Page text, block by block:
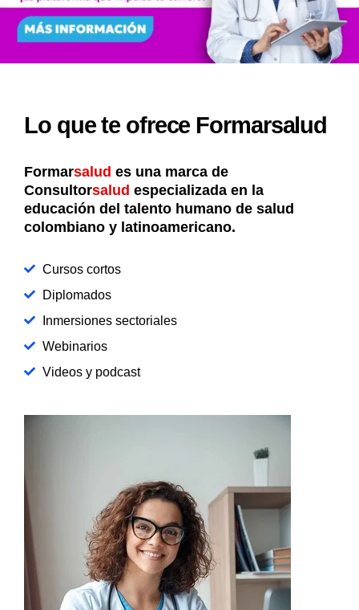
Lo que te ofrece Formarsalud
Formarsalud es una marca de
Consultorsalud especializada en la
educación del talento humano de salud
colombiano y latinoamericano.
Cursos cortos
Diplomados
Inmersiones sectoriales
Webinarios
Videos y podcast